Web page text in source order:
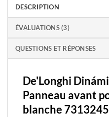
DESCRIPTION
ÉVALUATIONS (3)
QUESTIONS ET RÉPONSES
De'Longhi
Panneau avant
blanche